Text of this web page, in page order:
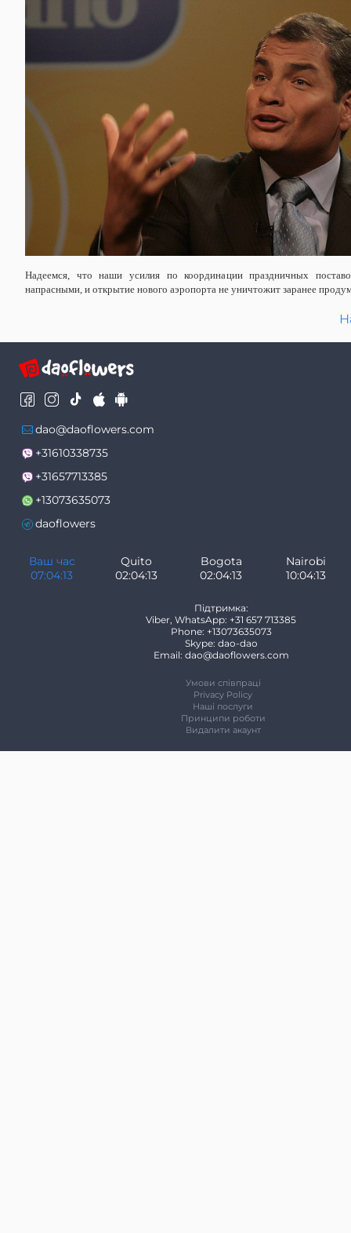
Надеемся, что наши усилия по координации праздничных
напрасными, и открытие нового аэропорта не уничтожит заранее
dao@daoflowers.com
+31610338735
+31657713385
+13073635073
daoflowers
Ваш час
07:04:13
Quito
02:04:13
Bogota
02:04:13
Nairobi
10:04:13
Підтримка:
Viber, WhatsApp: +31 657 713385
Phone: +13073635073
Skype: dao-dao
Email: dao@daoflowers.com
Умови співпраці
Privacy Policy
Наші послуги
Принципи роботи
Видалити акаунт